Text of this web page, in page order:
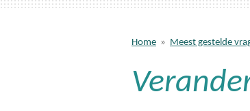
Home » Meest gestelde